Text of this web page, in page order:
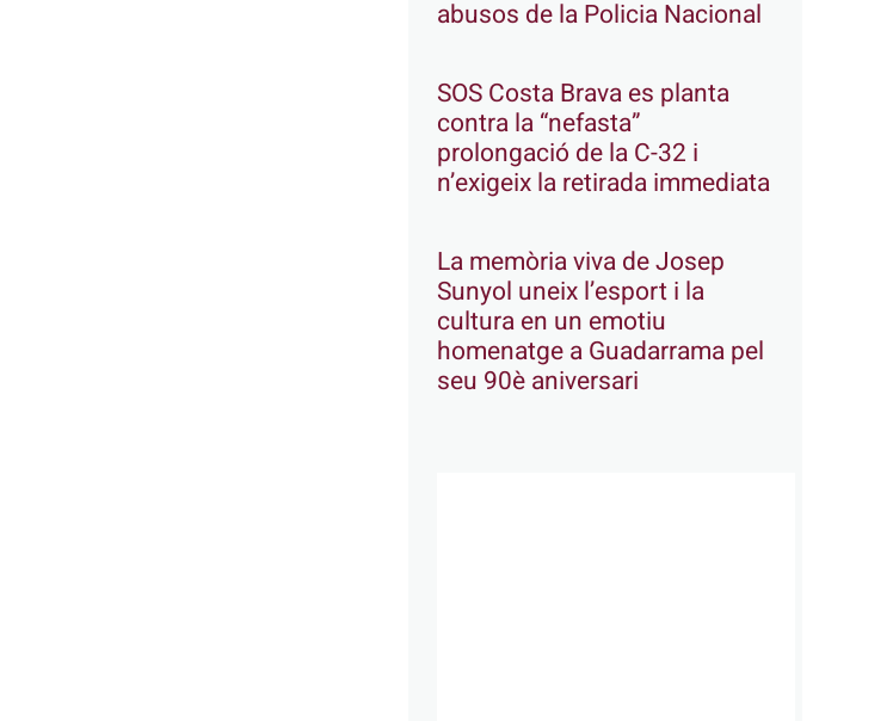
abusos de la Policia Nacional
SOS Costa Brava es planta
contra la “nefasta”
prolongació de la C-32 i
n’exigeix la retirada immediata
La memòria viva de Josep
Sunyol uneix l’esport i la
cultura en un emotiu
homenatge a Guadarrama pel
seu 90è aniversari